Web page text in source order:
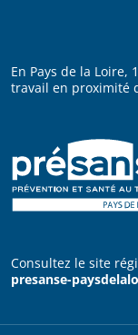
En Pays de la Loire,
travail en proximité
Consultez le site
presanse-